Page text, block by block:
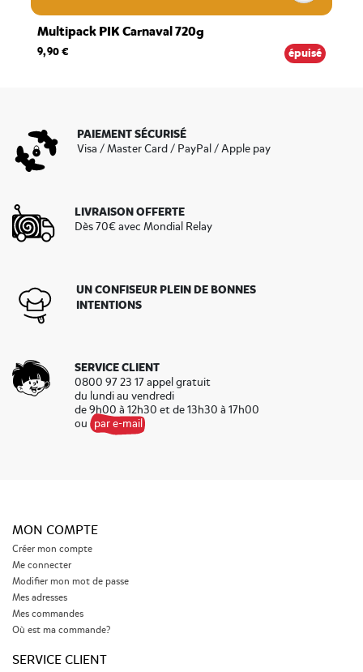
Multipack PIK Carnaval 720g
9,90 € épuisé
PAIEMENT SÉCURISÉ
Visa / Master Card / PayPal / Apple pay
LIVRAISON OFFERTE
Dès 70€ avec Mondial Relay
UN CONFISEUR PLEIN DE BONNES
INTENTIONS
SERVICE CLIENT
0800 97 23 17 appel gratuit
du lundi au vendredi
de 9h00 à 12h30 et de 13h30 à 17h00
ou par e-mail
MON COMPTE
Créer mon compte
Me connecter
Modifier mon mot de passe
Mes adresses
Mes commandes
Où est ma commande?
SERVICE CLIENT